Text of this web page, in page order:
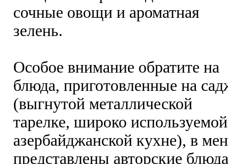
сочные овощи и ароматная
зелень.
Особое внимание обратите на
блюда, приготовленные на
(выгнутой металлической
тарелке, широко
азербайджанской кухне), в
представлены авторские блюда